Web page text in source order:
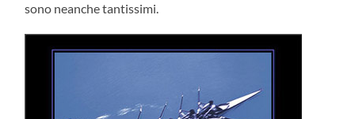
sono neanche tantissimi.